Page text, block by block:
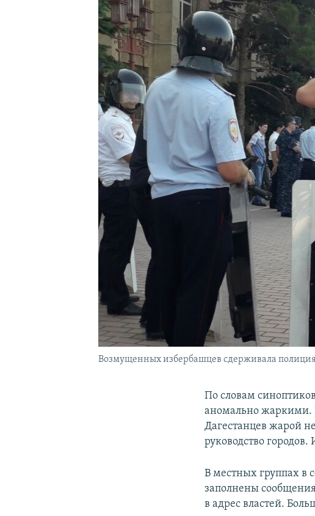
ПОДПИШИТЕСЬ НА РАССЫЛКУ
Возмущенных избербашцев сдерживала
По словам
аномально жаркими.
Дагестанцев жарой
руководство городов.
В местных группах в
заполнены
в адрес властей.